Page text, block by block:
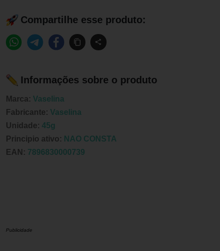
Compartilhe esse produto:
Informações sobre o produto
Marca: Vaselina
Fabricante: Vaselina
Unidade: 45g
Principio ativo: NAO CONSTA
EAN: 7896830000739
Publicidade